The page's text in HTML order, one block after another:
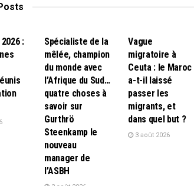
:
Spécialiste de la
mêlée, champion
du monde avec
l’Afrique du Sud…
quatre choses à
savoir sur
Gurthrö
Steenkamp le
nouveau
manager de
l’ASBH
Vague
migratoire à
Ceuta : le Maroc
a-t-il laissé
passer les
migrants, et
dans quel but ?
3 août 2026